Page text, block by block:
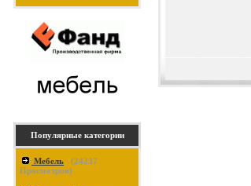
Популярные категории
Мебель (24237
Просмотров)